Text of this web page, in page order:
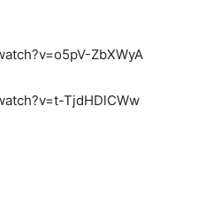
ZbXWyA
TjdHDlCWw